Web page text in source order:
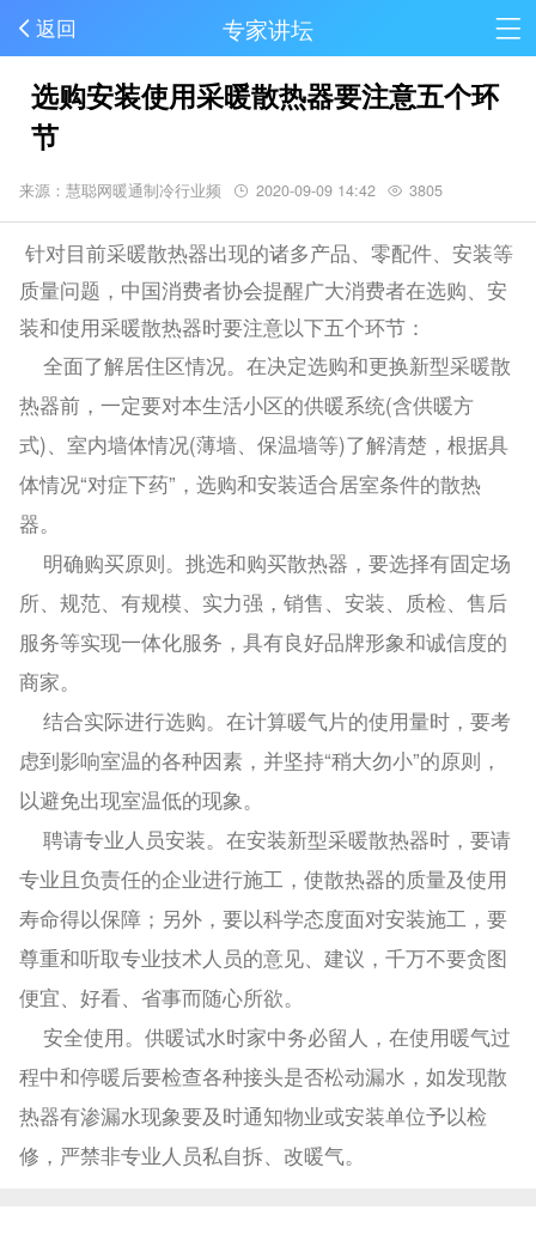
返回 专家讲坛
选购安装使用采暖散热器要注意五个环
节
来源：慧聪网暖通制冷行业频 2020-09-09 14:42 3805
针对目前采暖散热器出现的诸多产品、零配件、安装等
质量问题，中国消费者协会提醒广大消费者在选购、安
装和使用采暖散热器时要注意以下五个环节：
全面了解居住区情况。在决定选购和更换新型采暖散
热器前，一定要对本生活小区的供暖系统(含供暖方
式)、室内墙体情况(薄墙、保温墙等)了解清楚，根据具
体情况“对症下药”，选购和安装适合居室条件的散热
器。
明确购买原则。挑选和购买散热器，要选择有固定场
所、规范、有规模、实力强，销售、安装、质检、售后
服务等实现一体化服务，具有良好品牌形象和诚信度的
商家。
结合实际进行选购。在计算暖气片的使用量时，要考
虑到影响室温的各种因素，并坚持“稍大勿小”的原则，
以避免出现室温低的现象。
聘请专业人员安装。在安装新型采暖散热器时，要请
专业且负责任的企业进行施工，使散热器的质量及使用
寿命得以保障；另外，要以科学态度面对安装施工，要
尊重和听取专业技术人员的意见、建议，千万不要贪图
便宜、好看、省事而随心所欲。
安全使用。供暖试水时家中务必留人，在使用暖气过
程中和停暖后要检查各种接头是否松动漏水，如发现散
热器有渗漏水现象要及时通知物业或安装单位予以检
修，严禁非专业人员私自拆、改暖气。